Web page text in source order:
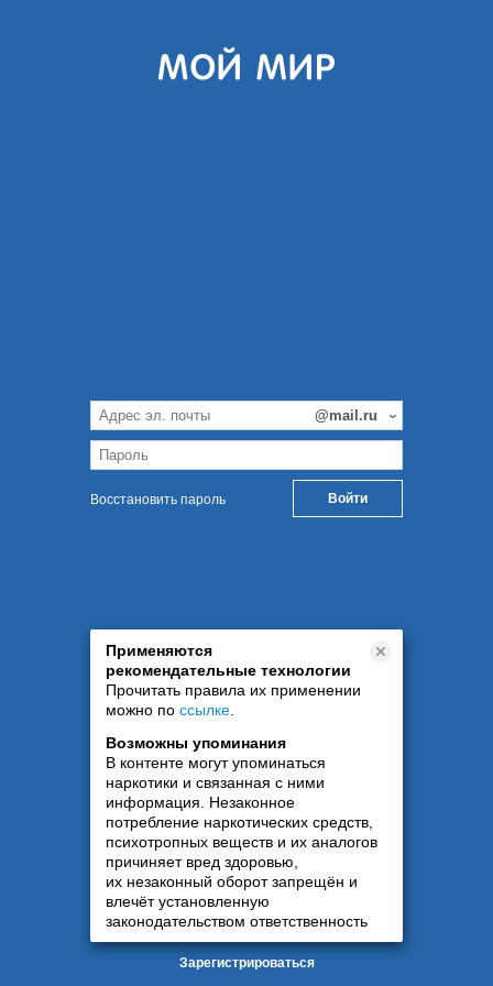
Восстановить пароль
Применяются
рекомендательные технологии
Прочитать правила их применении
можно по ссылке
Возможны упоминания
В контенте могут упоминаться
наркотики и связанная с ними
информация. Незаконное
потребление наркотических средств,
психотропных веществ и их аналогов
причиняет вред здоровью,
их незаконный оборот запрещён и
влечёт установленную
законодательством ответственность
Зарегистрироваться